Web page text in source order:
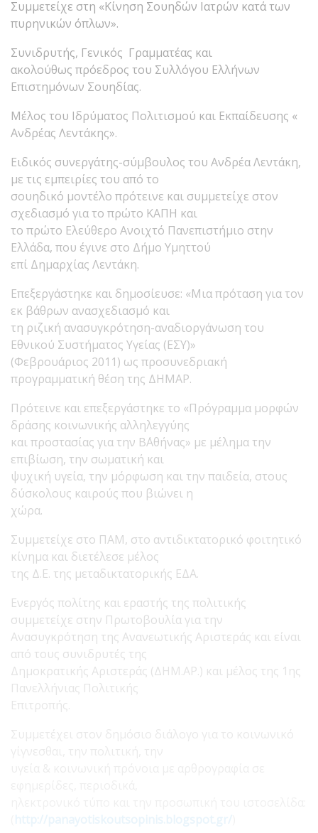
Συμμετείχε στη «Κίνηση Σουηδών Ιατρών κατά των
πυρηνικών όπλων».
Συνιδρυτής, Γενικός Γραμματέας και
ακολούθως πρόεδρος του Συλλόγου Ελλήνων
Επιστημόνων Σουηδίας.
Μέλος του Ιδρύματος Πολιτισμού και Εκπαίδευσης «
Ανδρέας Λεντάκης».
Ειδικός συνεργάτης-σύμβουλος του Ανδρέα Λεντάκη,
με τις εμπειρίες του από το
σουηδικό μοντέλο πρότεινε και συμμετείχε στον
σχεδιασμό για το πρώτο ΚΑΠΗ και
το πρώτο Ελεύθερο Ανοιχτό Πανεπιστήμιο στην
Ελλάδα, που έγινε στο Δήμο Υμηττού
επί Δημαρχίας Λεντάκη.
Επεξεργάστηκε και δημοσίευσε: «Μια πρόταση για τον
εκ βάθρων ανασχεδιασμό και
τη ριζική ανασυγκρότηση-αναδιοργάνωση του
Εθνικού Συστήματος Υγείας (ΕΣΥ)»
(Φεβρουάριος 2011) ως προσυνεδριακή
προγραμματική θέση της ΔΗΜΑΡ.
Πρότεινε και επεξεργάστηκε το «Πρόγραμμα μορφών
δράσης κοινωνικής αλληλεγγύης
και προστασίας για την Β΄Αθήνας» με μέλημα την
επιβίωση, την σωματική και
ψυχική υγεία, την μόρφωση και την παιδεία, στους
δύσκολους καιρούς που βιώνει η
χώρα.
Συμμετείχε στο ΠΑΜ, στο αντιδικτατορικό φοιτητικό
κίνημα και διετέλεσε μέλος
της Δ.Ε. της μεταδικτατορικής ΕΔΑ.
Ενεργός πολίτης και εραστής της πολιτικής
συμμετείχε στην Πρωτοβουλία για την
Ανασυγκρότηση της Ανανεωτικής Αριστεράς και είναι
από τους συνιδρυτές της
Δημοκρατικής Αριστεράς (ΔΗΜ.ΑΡ.) και μέλος της 1ης
Πανελλήνιας Πολιτικής
Επιτροπής.